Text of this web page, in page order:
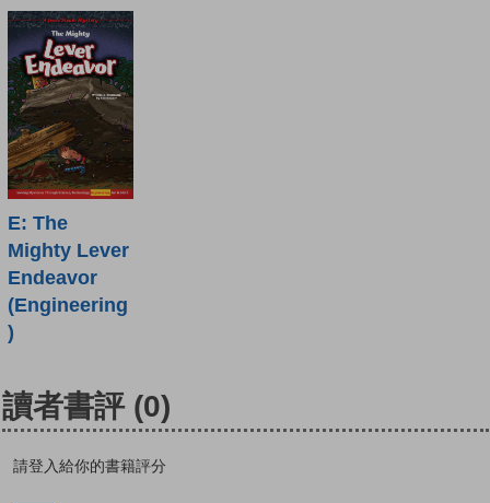
E: The
Mighty Lever
Endeavor
(Engineering
)
讀者書評 (0)
請登入給你的書籍評分